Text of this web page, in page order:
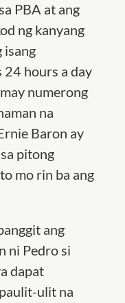
PBA at ang
ng kanyang
isang
24 hours a day
numerong
na
Baron ay
pitong
mo rin ba ang
ang
ni Pedro si
dapat
ulit na